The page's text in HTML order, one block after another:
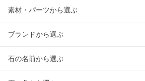
素材・パーツから選ぶ
ブランドから選ぶ
石の名前から選ぶ